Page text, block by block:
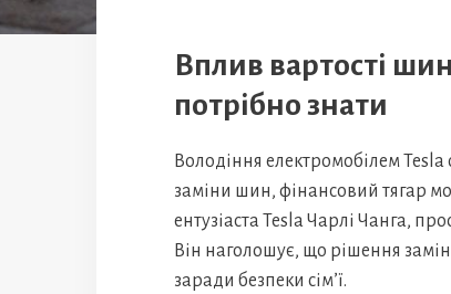
Вплив вартості
потрібно знати
Володіння електромобілем
заміни шин, фінансовий тягар
ентузіаста Tesla Чарлі Чанга,
Він наголошує, що рішення
заради безпеки сім’ї.